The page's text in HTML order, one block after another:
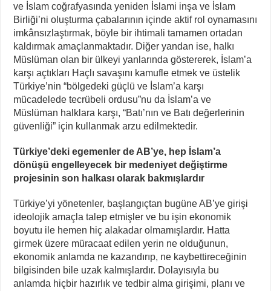
ve İslam coğrafyasında yeniden İslami inşa ve İslam
Birliği’ni oluşturma çabalarının içinde aktif rol oynamasını
imkânsızlaştırmak, böyle bir ihtimali tamamen ortadan
kaldırmak amaçlanmaktadır. Diğer yandan ise, halkı
Müslüman olan bir ülkeyi yanlarında göstererek, İslam’a
karşı açtıkları Haçlı savaşını kamufle etmek ve üstelik
Türkiye’nin “bölgedeki güçlü ve İslam’a karşı
mücadelede tecrübeli ordusu”nu da İslam’a ve
Müslüman halklara karşı, “Batı’nın ve Batı değerlerinin
güvenliği” için kullanmak arzu edilmektedir.
Türkiye’deki egemenler de AB’ye, hep İslam’a
dönüşü engelleyecek bir medeniyet değiştirme
projesinin son halkası olarak bakmışlardır
Türkiye’yi yönetenler, başlangıçtan bugüne AB’ye girişi
ideolojik amaçla talep etmişler ve bu işin ekonomik
boyutu ile hemen hiç alakadar olmamışlardır. Hatta
girmek üzere müracaat edilen yerin ne olduğunun,
ekonomik anlamda ne kazandırıp, ne kaybettireceğinin
bilgisinden bile uzak kalmışlardır. Dolayısıyla bu
anlamda hiçbir hazırlık ve tedbir alma girişimi, planı ve